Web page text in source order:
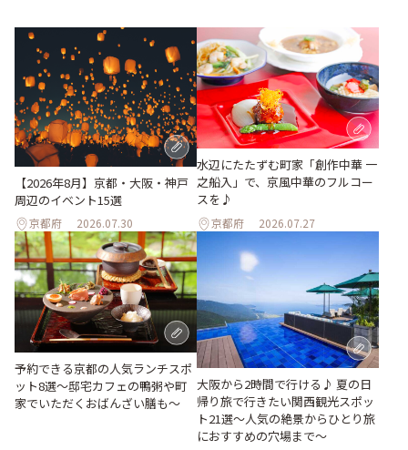
【2026年8月】京都・大阪・神戸
周辺のイベント15選
京都府 2026.07.30
水辺にたたずむ町家「創作中華 一
之船入」で、京風中華のフルコー
スを♪
京都府 2026.07.27
予約できる京都の人気ランチスポ
ット8選～邸宅カフェの鴨粥や町
家でいただくおばんざい膳も～
大阪から2時間で行ける♪ 夏の日
帰り旅で行きたい関西観光スポッ
ト21選～人気の絶景からひとり旅
におすすめの穴場まで～